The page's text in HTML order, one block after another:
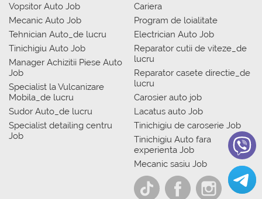
Vopsitor Auto Job
Mecanic Auto Job
Tehnician Auto_de lucru
Tinichigiu Auto Job
Manager Achizitii Piese Auto
Job
Specialist la Vulcanizare
Mobila_de lucru
Sudor Auto_de lucru
Specialist detailing centru
Job
Cariera
Program de loialitate
Electrician Auto Job
Reparator cutii de viteze_de
lucru
Reparator casete directie_de
lucru
Carosier auto job
Lacatus auto Job
Tinichigiu de caroserie Job
Tinichigiu Auto fara
experienta Job
Mecanic sasiu Job